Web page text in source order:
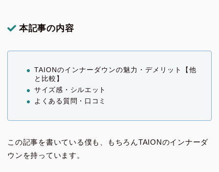
本記事の内容
TAIONのインナーダウンの魅力・デメリット【他
と比較】
サイズ感・シルエット
よくある質問・口コミ
この記事を書いている僕も、もちろんTAIONのインナーダ
ウンを持っています。